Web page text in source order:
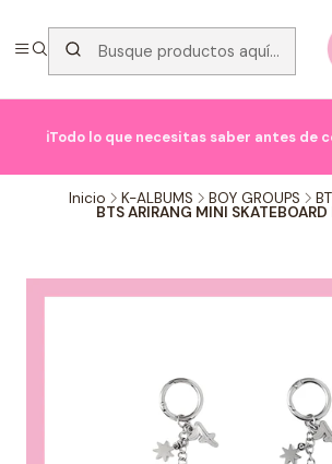
ℹ️Todo lo que necesitas saber antes de
Inicio K-ALBUMS BOY GROUPS
BTS ARIRANG MINI SKATEBOARD